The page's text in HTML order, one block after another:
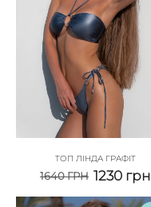
ТОП ЛІНДА ГРАФІТ
1640ГРН 1230 грн